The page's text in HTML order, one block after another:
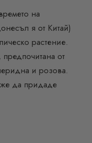
на
я от Китай)
растение.
от
и розова.
да придаде